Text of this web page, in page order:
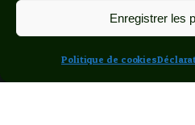
Enregistrer les
Politique de cookies